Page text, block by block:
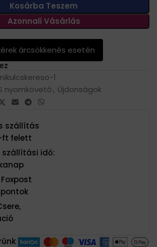
Kosárba Teszem
Azonnali Vásárlás
árcsökkenés esetén
1
nyomkövető, Újdonságok
szállítás
ft felett
idő: